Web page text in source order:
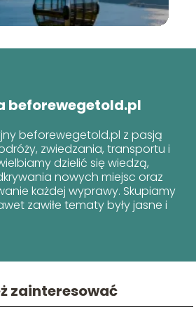
beforewegetold.pl
beforewegetold.pl z pasją
zwiedzania, transportu i
dzielić się wiedzą,
nowych miejsc oraz
każdej wyprawy. Skupiamy
zawiłe tematy były jasne i
zainteresować